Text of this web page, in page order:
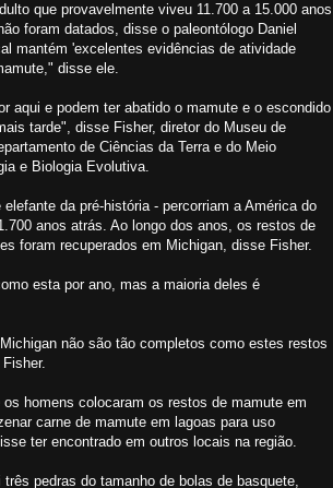
que provavelmente viveu 11.700 a 15.000 anos
foram datados, disse o paleontólogo Daniel
mantém 'excelentes evidências de atividade
disse ele.
aqui e podem ter abatido o mamute e o escondido
tarde", disse Fisher, diretor do Museu de
de Ciências da Terra e do Meio
e Biologia Evolutiva.
da pré-história - percorriam a América do
anos atrás. Ao longo dos anos, os restos de
foram recuperados em Michigan, disse Fisher.
esta por ano, mas a maioria deles é
não são tão completos como estes restos
homens colocaram os restos de mamute em
carne de mamute em lagoas para uso
ter encontrado em outros locais na região.
pedras do tamanho de bolas de basquete,